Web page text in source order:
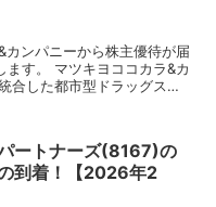
ンパニーから株主優待が届
ます。 マツキヨココカラ&カ
合した都市型ドラッグスト
ートナーズ(8167)の
到着！【2026年2